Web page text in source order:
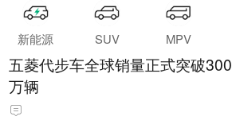
新能源 SUV MPV
五菱代步车全球销量正式突破300
万辆